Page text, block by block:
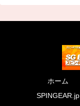
ホーム
SPINGEAR.jp